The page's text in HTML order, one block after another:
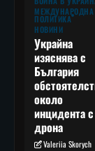
МЕЖДУНАРОДНА
ПОЛИТИКА
НОВИНИ
Украйна
изяснява с
България
около
инцидента с
дрона
Valeriia Skorych